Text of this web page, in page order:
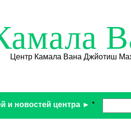
Центр Камала Вана Джйотиш
и новостей центра ► *